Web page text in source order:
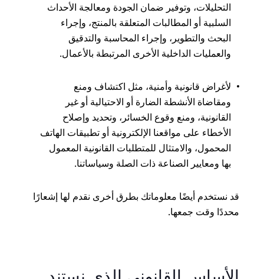
التحليلات، وتوفير ضمان الجودة ومعالجة الأحداث
السلبية أو المطالبات المتعلقة بالمنتج، وإجراء
البحث والتطوير، وإجراء المحاسبة والتدقيق
والعمليات الداخلية الأخرى المرتبطة بالأعمال.
لأغراض قانونية وأمنية، مثل اكتشاف ومنع
ومقاضاة الأنشطة الضارة أو الاحتيالية أو غير
القانونية، ومنع وقوع الخسائر، وتحديد وإصلاح
الأخطاء على مواقعنا الإلكترونية أو تطبيقات الهاتف
المحمول، والامتثال للمتطلبات القانونية المعمول
بها ومعايير الصناعة ذات الصلة وسياساتنا.
قد نستخدم أيضًا معلوماتك بطرق أخرى نقدم لها إشعارًا
محددًا وقت جمعها.